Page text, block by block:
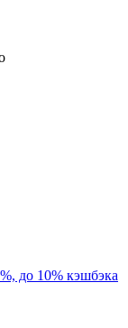
до 10% кэшбэка